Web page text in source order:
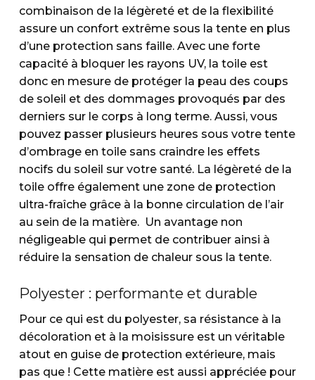
combinaison de la légèreté et de la flexibilité
assure un confort extrême sous la tente en plus
d’une protection sans faille. Avec une forte
capacité à bloquer les rayons UV, la toile est
donc en mesure de protéger la peau des coups
de soleil et des dommages provoqués par des
derniers sur le corps à long terme. Aussi, vous
pouvez passer plusieurs heures sous votre tente
d’ombrage en toile sans craindre les effets
nocifs du soleil sur votre santé. La légèreté de la
toile offre également une zone de protection
ultra-fraîche grâce à la bonne circulation de l’air
au sein de la matière. Un avantage non
négligeable qui permet de contribuer ainsi à
réduire la sensation de chaleur sous la tente.
Polyester : performante et durable
Pour ce qui est du polyester, sa résistance à la
décoloration et à la moisissure est un véritable
atout en guise de protection extérieure, mais
pas que ! Cette matière est aussi appréciée pour